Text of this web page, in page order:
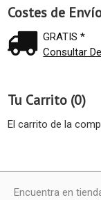
Costes de
GRATIS *
Consultar
Tu Carrito (0)
El carrito de la
Encuentra en